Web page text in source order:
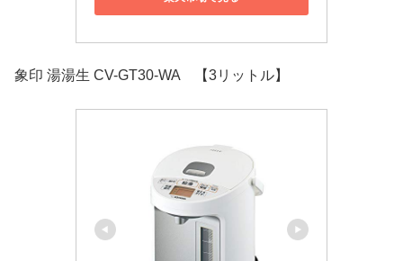
象印 湯湯生 CV-GT30-WA 【3リットル】